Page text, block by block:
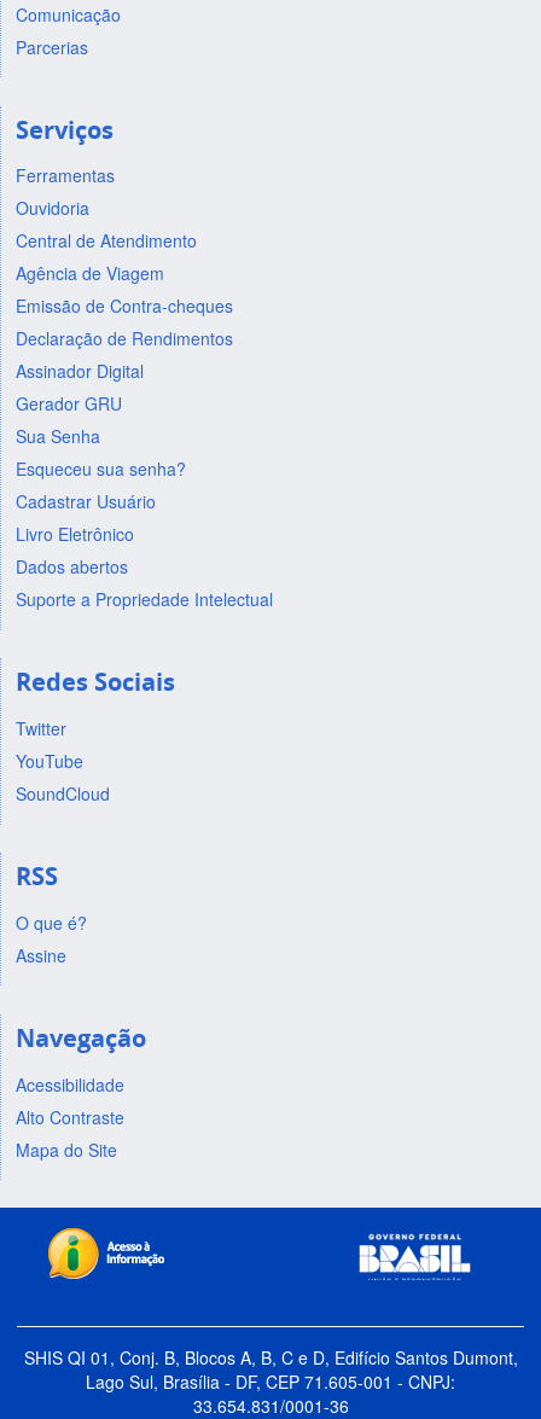
Comunicação
Parcerias
Serviços
Ferramentas
Ouvidoria
Central de Atendimento
Agência de Viagem
Emissão de Contra-cheques
Declaração de Rendimentos
Assinador Digital
Gerador GRU
Sua Senha
Esqueceu sua senha?
Cadastrar Usuário
Livro Eletrônico
Dados abertos
Suporte a Propriedade Intelectual
Redes Sociais
Twitter
YouTube
SoundCloud
RSS
O que é?
Assine
Navegação
Acessibilidade
Alto Contraste
Mapa do Site
SHIS QI 01, Conj. B, Blocos A, B, C e D, Edifício Santos Dumont,
Lago Sul, Brasília - DF, CEP 71.605-001 - CNPJ:
33.654.831/0001-36